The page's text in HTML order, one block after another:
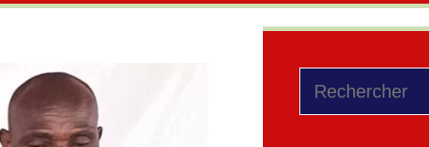
Rechercher